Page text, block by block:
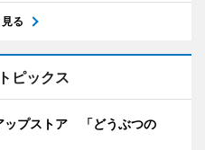
る
ピックス
ップストア 「どうぶつの